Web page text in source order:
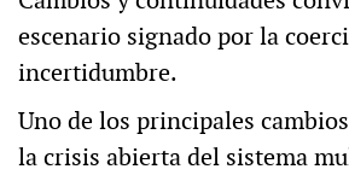
escenario signado por la
incertidumbre.
Uno de los principales
la crisis abierta del sistema